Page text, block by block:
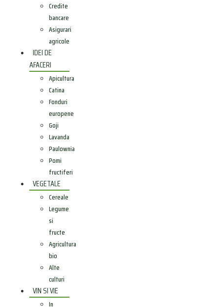
Credite
bancare
Asigurari
agricole
IDEI DE
AFACERI
Apicultura
Catina
Fonduri
europene
Goji
Lavanda
Paulownia
Pomi
fructiferi
VEGETALE
Cereale
Legume
si
fructe
Agricultura
bio
Alte
culturi
VIN SI VIE
In